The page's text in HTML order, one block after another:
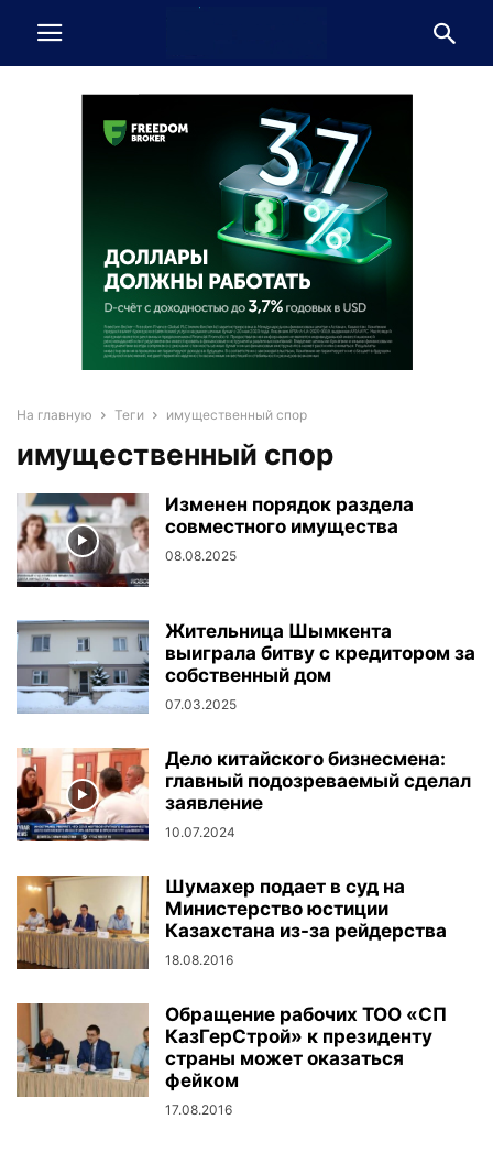
На главную Теги имущественный спор
имущественный спор
Изменен порядок раздела
совместного имущества
08.08.2025
Жительница Шымкента
выиграла битву с кредитором за
собственный дом
07.03.2025
Дело китайского бизнесмена:
главный подозреваемый сделал
заявление
10.07.2024
Шумахер подает в суд на
Министерство юстиции
Казахстана из-за рейдерства
18.08.2016
Обращение рабочих ТОО «СП
КазГерСтрой» к президенту
страны может оказаться
фейком
17.08.2016